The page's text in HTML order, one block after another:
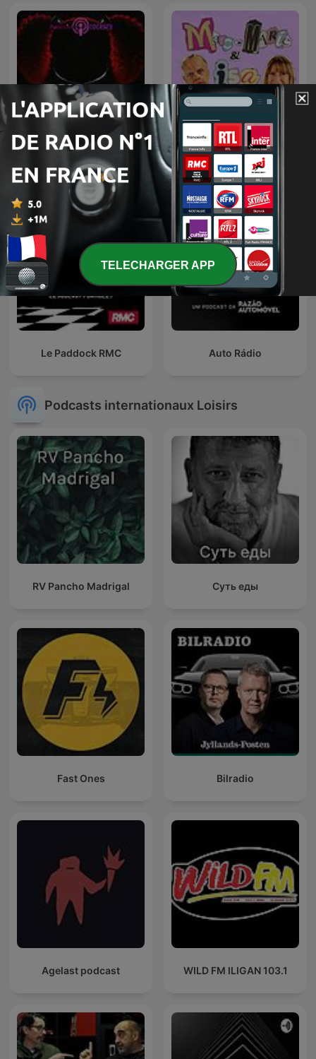
Poppy Playtime: The Lost
Tapes
Marc-Marie & Isa Vinden
Iets
Le Paddock RMC Auto Rádio
Podcasts internationaux Loisirs
RV Pancho Madrigal Суть еды
Fast Ones Bilradio
Agelast podcast WILD FM ILIGAN 103.1
TELECHARGER APP